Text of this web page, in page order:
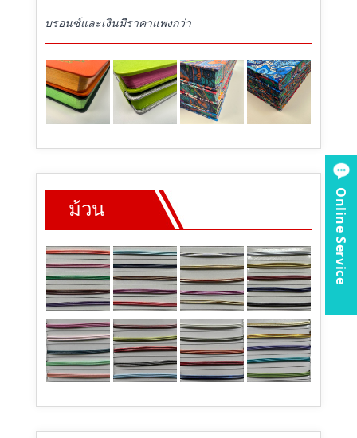
บรอนซ์และเงินมีราคาแพงกว่า
ม้วน Online Service